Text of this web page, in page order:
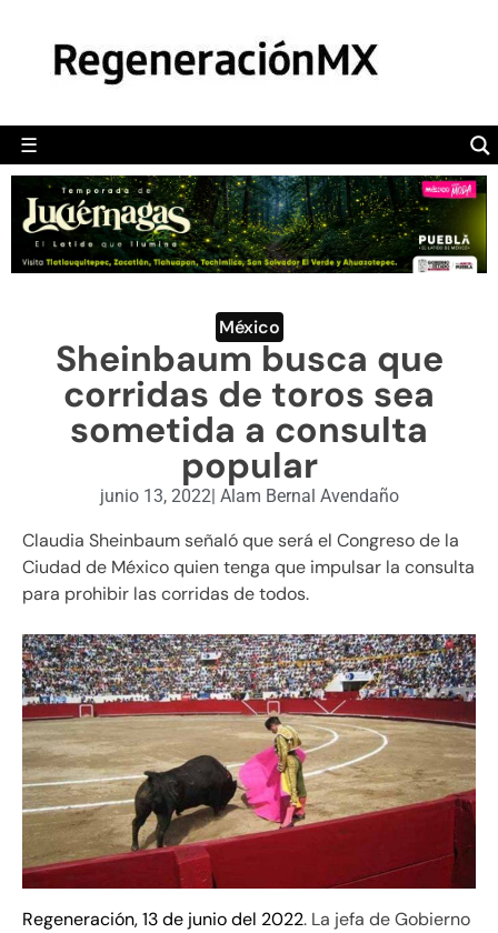
☰
POLÍTICA
CAMALEÓN
OPINIÓN
DEPORTES
ENGLISH SECTION
VIDEOS
México
Sheinbaum busca que
corridas de toros sea
sometida a consulta
popular
junio 13, 2022| Alam Bernal Avendaño
Claudia Sheinbaum señaló que será el Congreso de la
Ciudad de México quien tenga que impulsar la consulta
para prohibir las corridas de todos.
Regeneración, 13 de junio del 2022. La jefa de Gobierno